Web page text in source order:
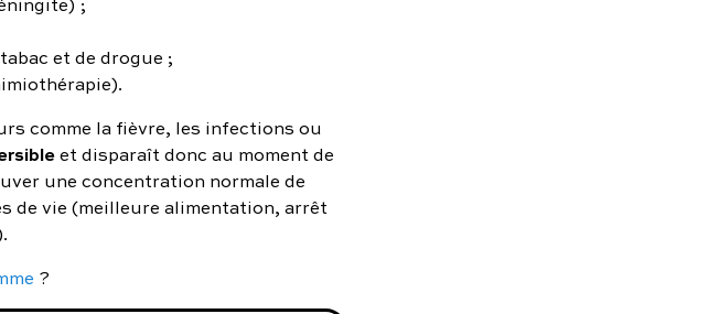
et de drogue ;
comme la fièvre, les infections ou
et disparaît donc au moment de
une concentration normale de
de vie (meilleure alimentation, arrêt
?